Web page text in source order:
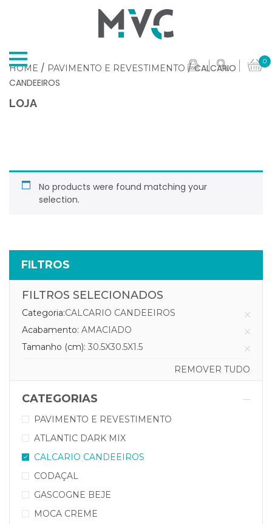
0
HOME / PAVIMENTO E REVESTIMENTO / CALCARIO
CANDEEIROS
LOJA
FILTROS
FILTROS SELECIONADOS
Categoria:CALCARIO CANDEEIROS
Acabamento: AMACIADO
Tamanho (cm): 30.5X30.5X1.5
REMOVER TUDO
CATEGORIAS
PAVIMENTO E REVESTIMENTO
ATLANTIC DARK MIX
CALCARIO CANDEEIROS
CODAÇAL
GASCOGNE BEJE
MOCA CREME
No products were found matching your
selection.